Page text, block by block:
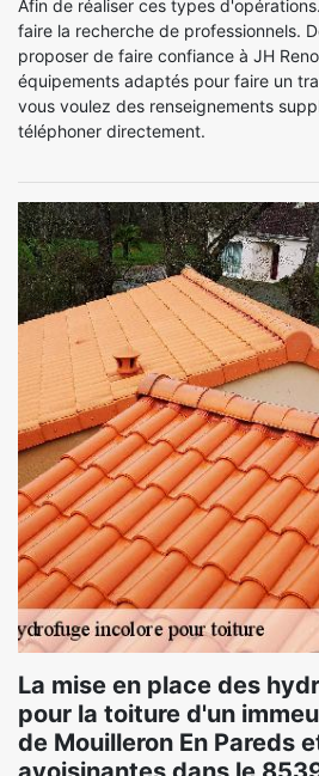
Afin de réaliser ces types
faire la recherche de professionnels.
proposer de faire confiance à JH
équipements adaptés pour faire un
vous voulez des renseignements
téléphoner directement.
La mise en place des
pour la toiture d'un
de Mouilleron En Pareds